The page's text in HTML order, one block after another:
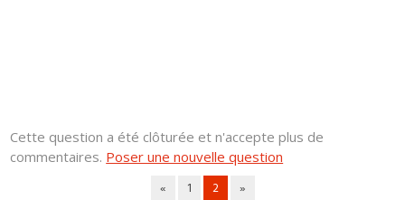
Cette question a été clôturée et n'accepte plus de
commentaires. Poser une nouvelle question
« 1 2 »